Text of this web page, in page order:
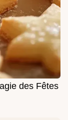
des Fêtes